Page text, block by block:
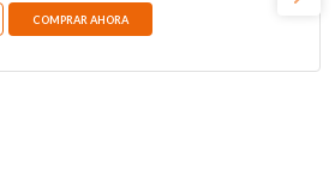
COMPRAR AHORA